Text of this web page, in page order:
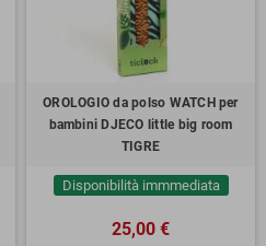
OROLOGIO da polso WATCH per
bambini DJECO little big room
TIGRE
Disponibilità immmediata
25,00 €